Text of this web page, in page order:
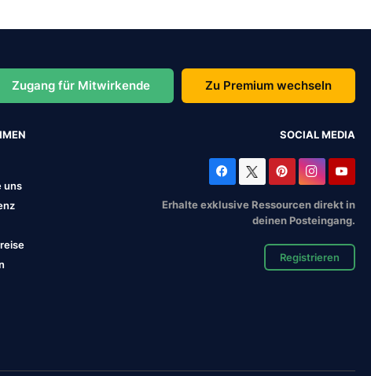
Zugang für Mitwirkende Zu Premium wechseln
uns
SOCIAL MEDIA
Erhalte exklusive Ressourcen direkt in
deinen Posteingang.
Registrieren